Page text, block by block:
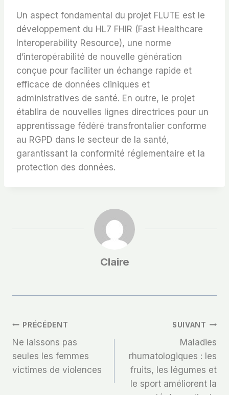
Un aspect fondamental du projet FLUTE est le
développement du HL7 FHIR (Fast Healthcare
Interoperability Resource), une norme
d’interopérabilité de nouvelle génération
conçue pour faciliter un échange rapide et
efficace de données cliniques et
administratives de santé. En outre, le projet
établira de nouvelles lignes directrices pour un
apprentissage fédéré transfrontalier conforme
au RGPD dans le secteur de la santé,
garantissant la conformité réglementaire et la
protection des données.
Claire
Navigation
De
L’article
PRÉCÉDENT
Ne laissons pas
seules les femmes
victimes de violences
SUIVANT
Maladies
rhumatologiques : les
fruits, les légumes et
le sport améliorent la